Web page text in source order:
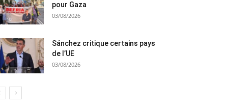
pour Gaza
03/08/2026
Sánchez critique certains pays
de l’UE
03/08/2026